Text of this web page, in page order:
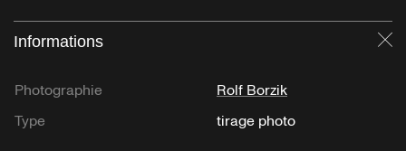
Informations
Photographie
Rolf Borzik
Type
tirage photo